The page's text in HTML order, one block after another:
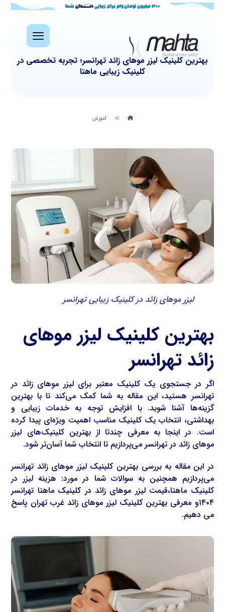
بهترین کلینیک لیزر موهای زائد تهرانسر؛ تجربه تخصصی در
کلینیک زیبایی ماهتا
آموزش
لیزر موهای زائد در کلینیک زیبایی تهرانسر
بهترین کلینیک لیزر موهای
زائد تهرانسر
اگر در جستجوی یک کلینیک معتبر برای لیزر موهای زائد در
تهرانسر هستید، این مقاله به شما کمک می‌کند تا با بهترین
گزینه‌ها آشنا شوید. با افزایش توجه به خدمات زیبایی و
بهداشتی، انتخاب یک کلینیک مناسب اهمیت ویژه‌ای پیدا کرده
است. در اینجا به معرفی چندتا از بهترین کلینیک‌های لیزر
موهای زائد در تهرانسر می‌پردازیم تا انتخاب شما آسان‌تر شود.
در این مقاله به بررسی بهترین کلینیک لیزر موهای زائد تهرانسر
می‌پردازیم همچنین به سوالات شما در مورد: هزینه لیزر در
کلینیک ماهتا،قیمت لیزر موهای زائد در کلینیک ماهتا تهرانسر
۱۴۰۴و معرفی بهترین کلینیک لیزر موهای زائد غرب تهران پاسخ
می دهیم.